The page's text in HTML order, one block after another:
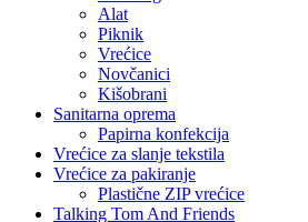
Alat
Piknik
Vrećice
Novčanici
Kišobrani
Sanitarna oprema
Papirna konfekcija
Vrećice za slanje tekstila
Vrećice za pakiranje
Plastične ZIP vrećice
Talking Tom And Friends